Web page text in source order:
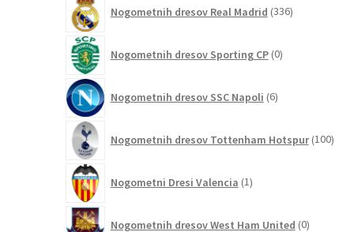
Nogometnih dresov Real Madrid 336izdelkov
Nogometnih dresov Sporting CP 0izdelkov
Nogometnih dresov SSC Napoli 6izdelkov
Nogometnih dresov Tottenham Hotspur 100
Nogometni Dresi Valencia 1izdelek
Nogometnih dresov West Ham United 0